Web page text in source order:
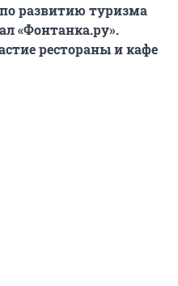
развитию туризма
«Фонтанка.ру».
рестораны и кафе